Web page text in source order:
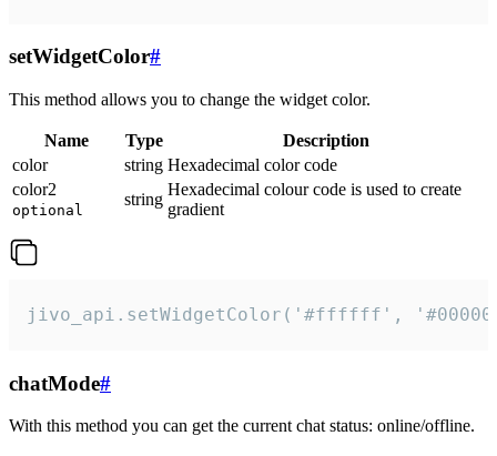
setWidgetColor#
This method allows you to change the widget color.
Name Type
Description
color
string Hexadecimal color code
color2
optional
string
Hexadecimal colour code is used to create
gradient
jivo_api.setWidgetColor('#ffffff',
chatMode#
With this method you can get the current chat status: online/offline.